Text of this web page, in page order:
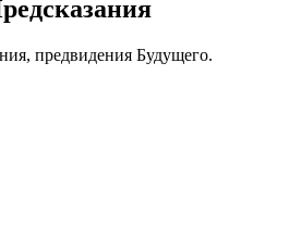
предвидения Будущего.